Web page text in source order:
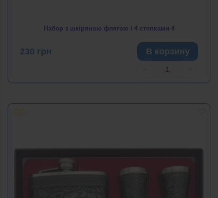
Набор з шкіряною флягою і 4 стопками 4
230 грн В корзину